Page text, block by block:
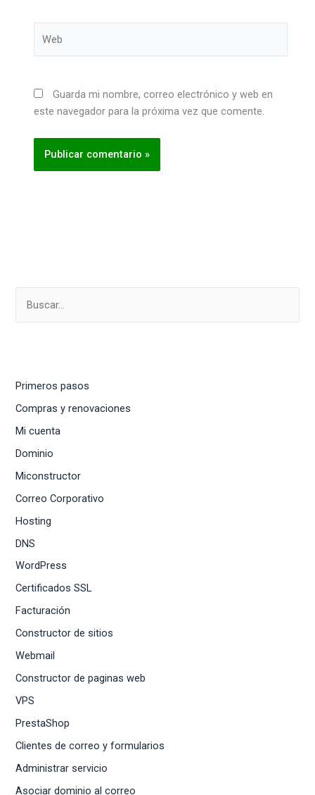
Primeros pasos
Compras y renovaciones
Mi cuenta
Dominio
Miconstructor
Correo Corporativo
Hosting
DNS
WordPress
Certificados SSL
Facturación
Constructor de sitios
Webmail
Constructor de paginas web
VPS
PrestaShop
Clientes de correo y formularios
Administrar servicio
Asociar dominio al correo
Guarda mi nombre, correo electrónico y web en
este navegador para la próxima vez que comente.